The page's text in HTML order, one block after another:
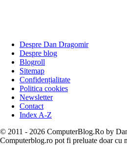
Despre Dan Dragomir
Despre blog
Blogroll
Sitemap
Confidențialitate
Politica cookies
Newsletter
Contact
Index A-Z
© 2011 - 2026 ComputerBlog.Ro by
Computerblog.ro pot fi preluate doar cu